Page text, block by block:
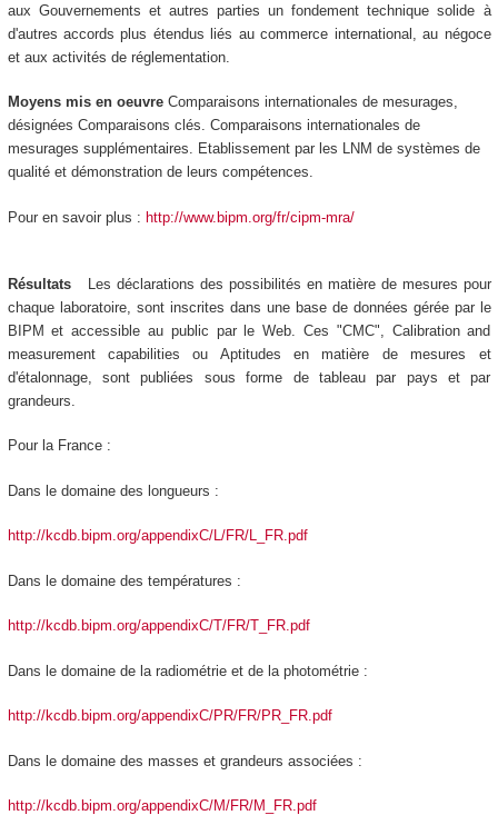
aux Gouvernements et autres parties un fondement technique solide à
d'autres accords plus étendus liés au commerce international, au négoce
et aux activités de réglementation.
Moyens mis en oeuvre Comparaisons internationales de mesurages,
désignées Comparaisons clés. Comparaisons internationales de
mesurages supplémentaires. Etablissement par les LNM de systèmes de
qualité et démonstration de leurs compétences.
Pour en savoir plus : http://www.bipm.org/fr/cipm-mra/
Résultats Les déclarations des possibilités en matière de mesures pour
chaque laboratoire, sont inscrites dans une base de données gérée par le
BIPM et accessible au public par le Web. Ces "CMC", Calibration and
measurement capabilities ou Aptitudes en matière de mesures et
d'étalonnage, sont publiées sous forme de tableau par pays et par
grandeurs.
Pour la France :
Dans le domaine des longueurs :
http://kcdb.bipm.org/appendixC/L/FR/L_FR.pdf
Dans le domaine des températures :
http://kcdb.bipm.org/appendixC/T/FR/T_FR.pdf
Dans le domaine de la radiométrie et de la photométrie :
http://kcdb.bipm.org/appendixC/PR/FR/PR_FR.pdf
Dans le domaine des masses et grandeurs associées :
http://kcdb.bipm.org/appendixC/M/FR/M_FR.pdf